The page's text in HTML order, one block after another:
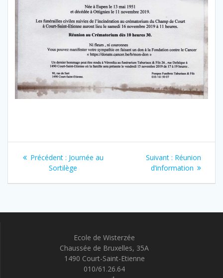
Navigation
Précédent : Article
précédent
Journée au
Sortilège
Suivant : Article
suivant
Réunion
d’information
Ecole de Wisterzée
Chaussée de Bruxelles, 35A
1490 Court-Saint-Etienne
010/61.26.64